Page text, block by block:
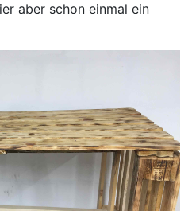
aber schon einmal ein